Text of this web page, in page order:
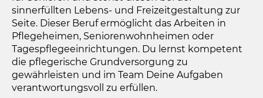
sinnerfüllten Lebens- und Freizeitgestaltung zur
Seite. Dieser Beruf ermöglicht das Arbeiten in
Pflegeheimen, Seniorenwohnheimen oder
Tagespflegeeinrichtungen. Du lernst kompetent
die pflegerische Grundversorgung zu
gewährleisten und im Team Deine Aufgaben
verantwortungsvoll zu erfüllen.